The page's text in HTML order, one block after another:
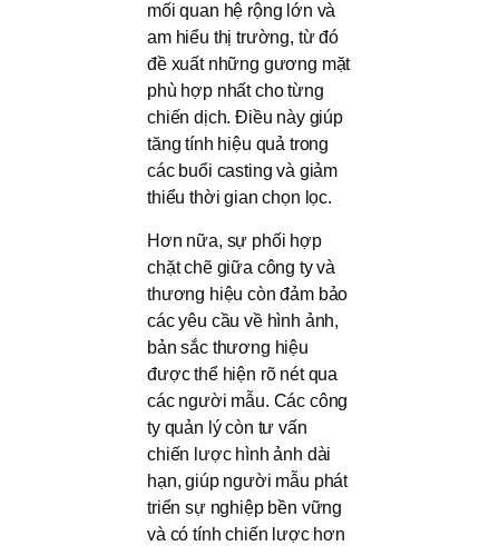
mối quan hệ rộng lớn và
am hiểu thị trường, từ đó
đề xuất những gương mặt
phù hợp nhất cho từng
chiến dịch. Điều này giúp
tăng tính hiệu quả trong
các buổi casting và giảm
thiểu thời gian chọn lọc.
Hơn nữa, sự phối hợp
chặt chẽ giữa công ty và
thương hiệu còn đảm bảo
các yêu cầu về hình ảnh,
bản sắc thương hiệu
được thể hiện rõ nét qua
các người mẫu. Các công
ty quản lý còn tư vấn
chiến lược hình ảnh dài
hạn, giúp người mẫu phát
triển sự nghiệp bền vững
và có tính chiến lược hơn